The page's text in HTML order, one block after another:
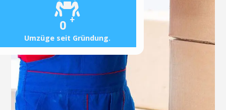
0 +
Umzüge seit Gründung.